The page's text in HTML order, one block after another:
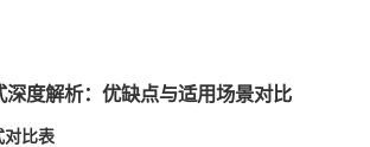
深度解析：优缺点与适用场景对比
对比表